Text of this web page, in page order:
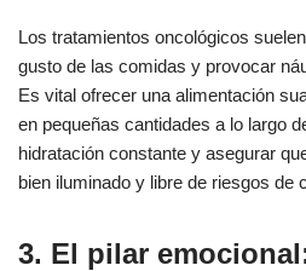
Los tratamientos oncológicos
gusto de las comidas y provocar
Es vital ofrecer una alimentación
en pequeñas cantidades a lo largo
hidratación constante y asegurar
bien iluminado y libre de riesgos de
3. El pilar